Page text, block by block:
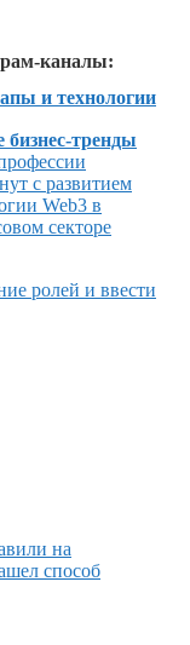
каналы:
и технологии
тренды
с развитием
Web3 в
секторе
ролей и ввести
на
способ